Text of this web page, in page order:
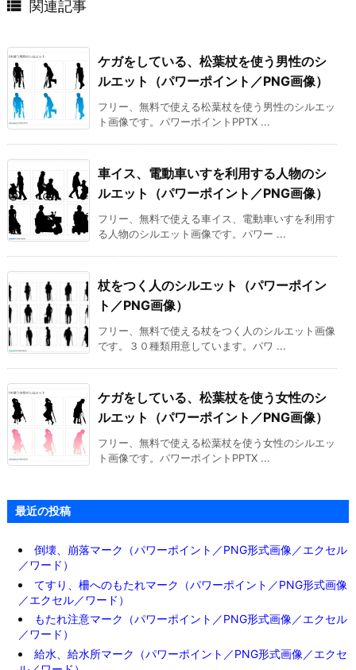
 関連記事
ケガをしている、松葉杖を使う男性のシ
ルエット（パワーポイント／PNG画像）
フリー、無料で使える松葉杖を使う男性のシルエッ
ト画像です。パワーポイントPPTX ...
車イス、電動車いすを利用する人物のシ
ルエット（パワーポイント／PNG画像）
フリー、無料で使える車イス、電動車いすを利用す
る人物のシルエット画像です。パワー ...
杖をつく人のシルエット（パワーポイン
ト／PNG画像）
フリー、無料で使える杖をつく人のシルエット画像
です。３０種類用意しています。パワ ...
ケガをしている、松葉杖を使う女性のシ
ルエット（パワーポイント／PNG画像）
フリー、無料で使える松葉杖を使う女性のシルエッ
ト画像です。パワーポイントPPTX ...
最近の投稿
倒壊、崩落マーク（パワーポイント／PNG形式画像／エクセル
／ワード）
てすり、柵へのもたれマーク（パワーポイント／PNG形式画像
／エクセル／ワード）
もたれ注意マーク（パワーポイント／PNG形式画像／エクセル
／ワード）
給水、給水所マーク（パワーポイント／PNG形式画像／エクセ